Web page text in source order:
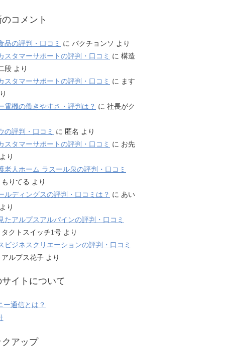
コメント
品の評判・口コミ に パクチョンソ より
スタマーサポートの評判・口コミ に 構造
段 より
スタマーサポートの評判・口コミ に ます
電機の働きやすさ・評判は？ に 社長がク
の評判・口コミ に 匿名 より
スタマーサポートの評判・口コミ に お先
り
老人ホーム ラスール泉の評判・口コミ
もりてる より
ルディングスの評判・口コミは？ に あい
り
たアルプスアルパインの評判・口コミ
タクトスイッチ1号 より
ビジネスクリエーションの評判・口コミ
アルプス花子 より
イトについて
ー通信とは？
クアップ